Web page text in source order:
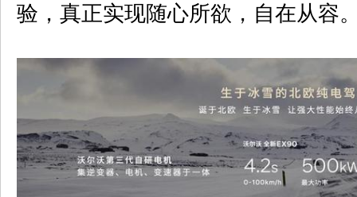
验，真正实现随心所欲，自在从容